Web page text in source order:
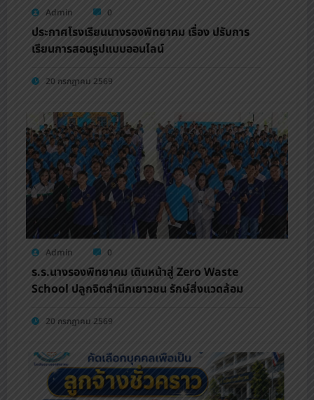
Admin 0
ประกาศโรงเรียนนางรองพิทยาคม เรื่อง ปรับการ
เรียนการสอนรูปแบบออนไลน์
20 กรกฎาคม 2569
Admin 0
ร.ร.นางรองพิทยาคม เดินหน้าสู่ Zero Waste
School ปลูกจิตสำนึกเยาวชน รักษ์สิ่งแวดล้อม
20 กรกฎาคม 2569